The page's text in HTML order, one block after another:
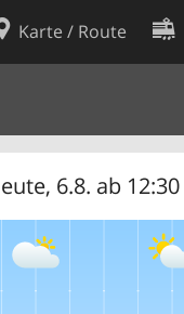
Karte / Route
6.8. ab 12:30